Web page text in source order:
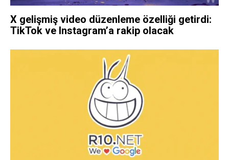
X gelişmiş video düzenleme özelliği getirdi:
TikTok ve Instagram’a rakip olacak